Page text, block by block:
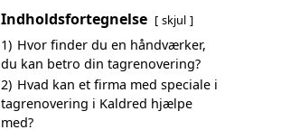
Indholdsfortegnelse skjul
1) Hvor finder du en håndværker,
du kan betro din tagrenovering?
2) Hvad kan et firma med speciale i
tagrenovering i Kaldred hjælpe
med?